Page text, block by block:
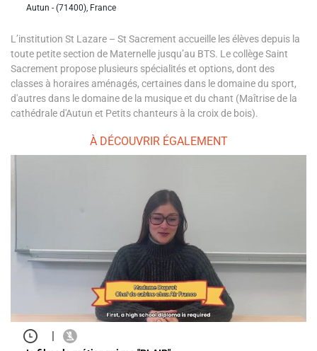
Autun - (71400), France
L’institution St Lazare – St Sacrement accueille les élèves depuis la
toute petite section de Maternelle jusqu’au BTS. Le collège Saint
Sacrement propose plusieurs spécialités et options, dont des
classes à horaires aménagés, certaines dans le domaine du sport,
d'autres dans le domaine de la musique et du chant (Maîtrise de la
cathédrale d'Autun et Petits chanteurs à la croix de bois).
À DÉCOUVRIR ÉGALEMENT
|